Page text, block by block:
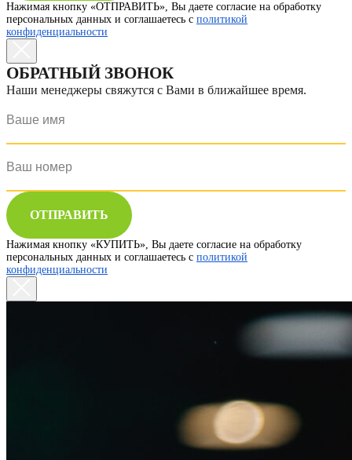
Нажимая кнопку «ОТПРАВИТЬ», Вы даете согласие на обработку
персональных данных и соглашаетесь с политикой
конфиденциальности
ОБРАТНЫЙ ЗВОНОК
Наши менеджеры свяжутся с Вами в ближайшее время.
ОТПРАВИТЬ
Нажимая кнопку «КУПИТЬ», Вы даете согласие на обработку
персональных данных и соглашаетесь с политикой
конфиденциальности